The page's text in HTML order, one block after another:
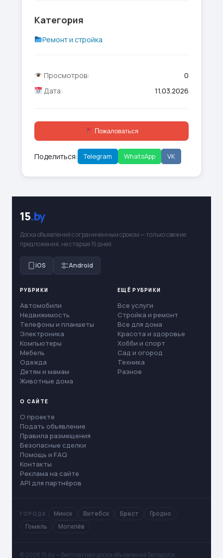
Категория
Ремонт и стройка
Просмотров:
0
Дата:
11.03.2026
Пожаловаться
Поделиться: Telegram WhatsApp VK
15.by
Доска объявлений с ограниченным сроком — только свежие
предложения, не старше 15 дней.
iOS Android
РУБРИКИ
Автомобили
Недвижимость
Телефоны и планшеты
Электроника
Компьютеры
Мебель
Одежда
Детям и мамам
Животные дома
ЕЩЁ РУБРИКИ
Все услуги
Стройка и ремонт
Все для дома
Красота и здоровье
Хобби и спорт
Сад и огород
Техника
Разное
О САЙТЕ
О проекте
Подать объявление
Правила размещения
Безопасные сделки
Помощь и FAQ
Контакты
Реклама на сайте
API для партнёров
ГОРОДА Минск Витебск Брест
Гродно
Гомель
Могилёв
© 2026 15.by — бесплатная доска объявлений Беларуси. ·